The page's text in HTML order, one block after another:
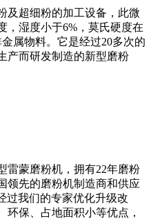
及超细粉的加工设备，此微
，湿度小于6%，莫氏硬度在
属物料。它是经过20多次的
产而研发制造的新型磨粉
雷蒙磨粉机，拥有22年磨粉
领先的磨粉机制造商和供应
过我们的专家优化升级改
环保、占地面积小等优点，